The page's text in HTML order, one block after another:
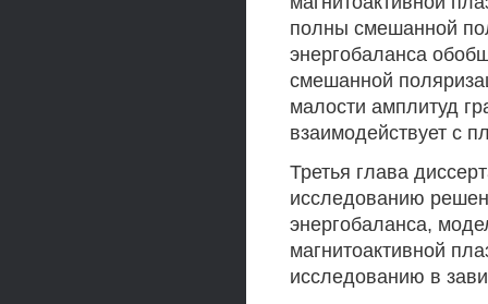
полны смешанной
энергобаланса
смешанной
малости амплитуд
взаимодействует с
Третья глава
исследованию
энергобаланса,
магнитоактивной
исследованию в